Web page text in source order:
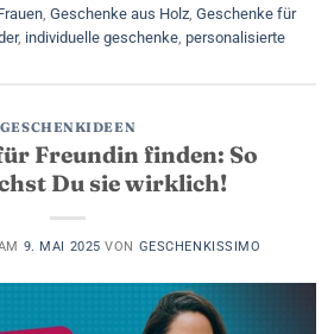
Geschenke aus Holz Geschenke für
, individuelle geschenke personalisierte
GESCHENKIDEEN
Freundin finden: So
Du sie wirklich!
9. MAI 2025 VON GESCHENKISSIMO